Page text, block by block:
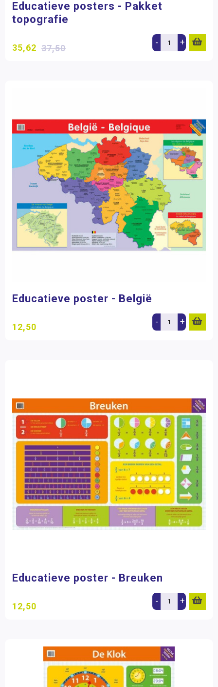
Educatieve posters - Pakket
topografie
35,62 37,50
- +
Educatieve poster - België
12,50 - +
Educatieve poster - Breuken
12,50 - +